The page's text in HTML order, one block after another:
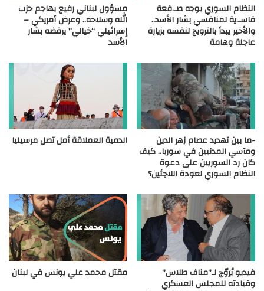
النظام السوري يوجه صـ.فعة
قاسـ.ية لمنافسي بشار الأسد..
والأخير يبدأ بالترويج لنفسه بزيارة
عاجلة وهامة
مسؤول لبناني رفيع يهاجم حزب
الله وسلاحه.. وعرض أمريكي –
إسرائيلي “خيالي” يرفضه بشار
الأسد
-ما بين تهديد عصام زهر الدين
ومآسي المدنيين في سوريا.. كيف
كان رد السوريين على دعوة
النظام السوري لعودة اللاجئين؟
الدمية العملاقة أمل تصل مرسيليا
فيديو يُروّج لـ”مناف طلاس”
وقيادته للمجلس العسكري
مقتل محمد علي يونس في لبنان